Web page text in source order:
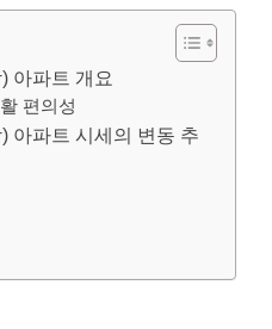
아파트 개요
편의성
아파트 시세의 변동 추